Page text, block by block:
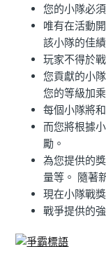
您的小隊必
唯有在活動
該小隊的佳
玩家不得於
您貢獻的小
您的等級加
每個小隊將
而您將根據
勵。
為您提供的
量等。 隨著
現在小隊戰
戰爭提供的